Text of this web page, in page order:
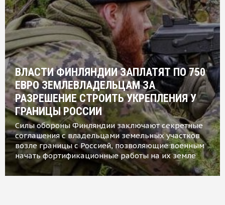
ВЛАСТИ ФИНЛЯНДИИ ЗАПЛАТЯТ ПО 750
ЕВРО ЗЕМЛЕВЛАДЕЛЬЦАМ ЗА
РАЗРЕШЕНИЕ СТРОИТЬ УКРЕПЛЕНИЯ У
ГРАНИЦЫ РОССИИ
Силы обороны Финляндии заключают секретные
соглашения с владельцами земельных участков
возле границы с Россией, позволяющие военным
начать фортификационные работы на их земле